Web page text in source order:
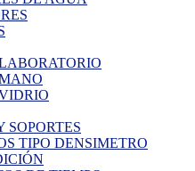
TIPO DENSIMETRO